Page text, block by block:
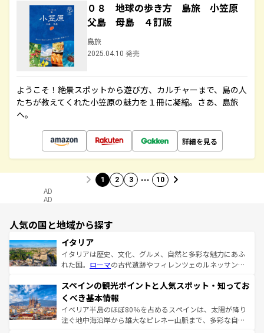
０８ 地球の歩き方 島旅 小笠原
父島 母島 ４訂版
島旅
2025.04.10 発売
ようこそ！絶景スポットから遊び方、カルチャーまで、島の人
たちが教えてくれた小笠原の魅力を１冊に凝縮。さあ、島旅
へ。
詳細を見る
1 2 3 … 10
AD
AD
人気の国と地域から探す
イタリア
イタリアは歴史、文化、グルメ、自然と多彩な魅力にあふ
れた国。 ローマの古代遺跡やフィレンツェのルネッサンス
ろん、トスカーナの美しい田園風景やアマルフィ海岸の絶
景など、自然景観も見逃せない。観光の合間には、本場の
ピザやパスタなど、絶品のイタリア料理を堪能することも
できる。朝目覚めてから夜眠るまで、すべての瞬間を楽し
スペインの観光ポイントと人気スポット・知ってお
くべき基本情報
イベリア半島のほぼ80％を占めるスペインは、太陽が降り
注ぐ地中海沿岸から雄大なピレネー山脈まで、多彩な自然